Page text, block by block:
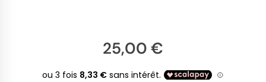
25,00 €